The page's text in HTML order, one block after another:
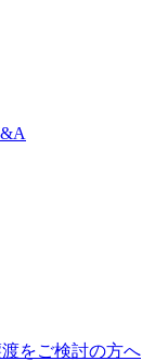
をご検討の方へ